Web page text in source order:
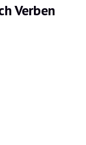
Verben